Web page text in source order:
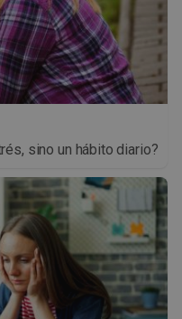
sino un hábito diario?